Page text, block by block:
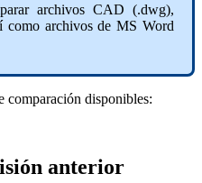
archivos CAD (.dwg),
como archivos de MS Word
comparación disponibles:
anterior